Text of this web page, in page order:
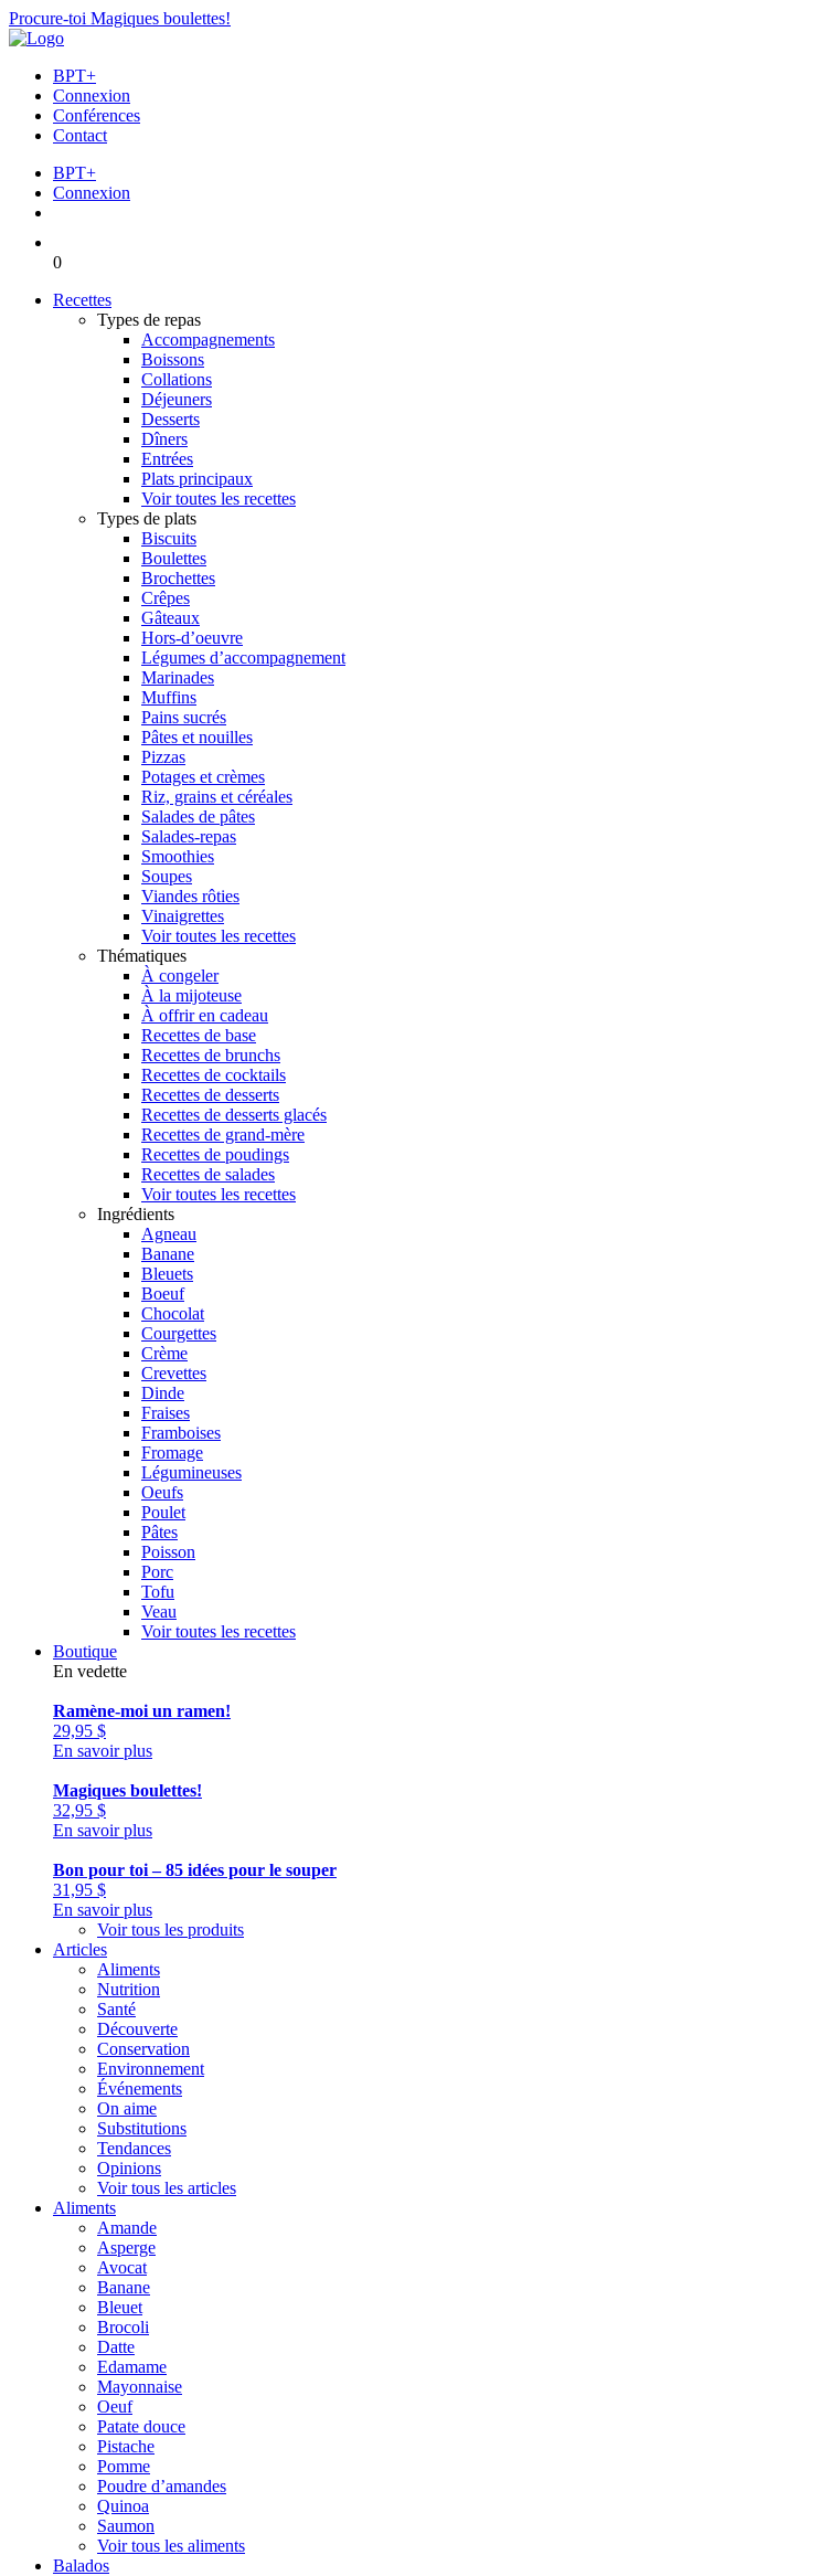
Procure-toi Magiques boulettes!
BPT+
Connexion
Conférences
Contact
BPT+
Connexion
0
Recettes
Types de repas
Accompagnements
Boissons
Collations
Déjeuners
Desserts
Dîners
Entrées
Plats principaux
Voir toutes les recettes
Types de plats
Biscuits
Boulettes
Brochettes
Crêpes
Gâteaux
Hors-d’oeuvre
Légumes d’accompagnement
Marinades
Muffins
Pains sucrés
Pâtes et nouilles
Pizzas
Potages et crèmes
Riz, grains et céréales
Salades de pâtes
Salades-repas
Smoothies
Soupes
Viandes rôties
Vinaigrettes
Voir toutes les recettes
Thématiques
À congeler
À la mijoteuse
À offrir en cadeau
Recettes de base
Recettes de brunchs
Recettes de cocktails
Recettes de desserts
Recettes de desserts glacés
Recettes de grand-mère
Recettes de poudings
Recettes de salades
Voir toutes les recettes
Ingrédients
Agneau
Banane
Bleuets
Boeuf
Chocolat
Courgettes
Crème
Crevettes
Dinde
Fraises
Framboises
Fromage
Légumineuses
Oeufs
Poulet
Pâtes
Poisson
Porc
Tofu
Veau
Voir toutes les recettes
Boutique
En vedette
Ramène-moi un ramen!
29,95 $
En savoir plus
Magiques boulettes!
32,95 $
En savoir plus
Bon pour toi – 85 idées pour le souper
31,95 $
En savoir plus
Voir tous les produits
Articles
Aliments
Nutrition
Santé
Découverte
Conservation
Environnement
Événements
On aime
Substitutions
Tendances
Opinions
Voir tous les articles
Aliments
Amande
Asperge
Avocat
Banane
Bleuet
Brocoli
Datte
Edamame
Mayonnaise
Oeuf
Patate douce
Pistache
Pomme
Poudre d’amandes
Quinoa
Saumon
Voir tous les aliments
Balados